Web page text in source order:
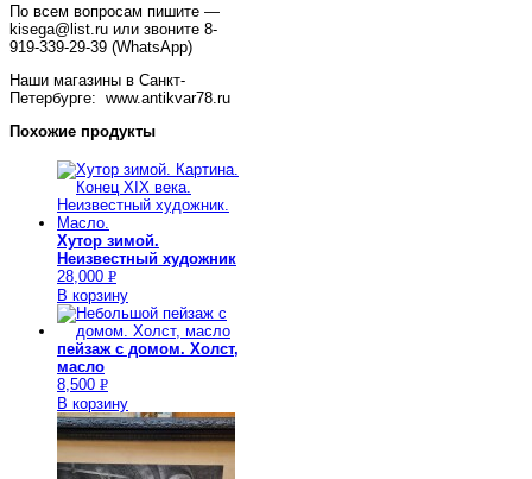
По всем вопросам пишите —
kisega@list.ru или звоните 8-
919-339-29-39 (WhatsApp)
Наши магазины в Санкт-
Петербурге: www.antikvar78.ru
Похожие продукты
Хутор зимой.
Неизвестный художник
28,000 Р
УБ.
В корзину
пейзаж с домом. Холст,
масло
8,500 Р
УБ.
В корзину